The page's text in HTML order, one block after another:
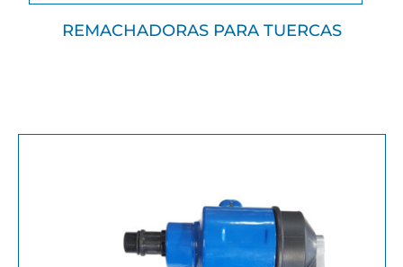
REMACHADORAS PARA TUERCAS